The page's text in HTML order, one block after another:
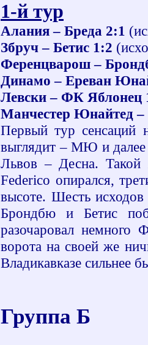
1-й тур
Алания – Бреда 2:1
Збруч – Бетис 1:2
Ференцварош –
Динамо – Ереван
Левски – ФК Яблонец
Манчестер Юнайтед
Первый тур сенсаций
выглядит – МЮ и далее
Львов – Десна. Такой
Federico опирался,
высоте. Шесть
Брондбю и Бетис
разочаровал
ворота на своей же
Владикавказе сильнее
Группа Б